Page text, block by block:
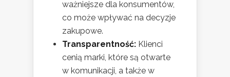
ważniejsze dla konsumentów,
co może wpływać na decyzje
zakupowe.
Transparentność: Klienci
cenią marki, które są otwarte
w komunikacji, a także w